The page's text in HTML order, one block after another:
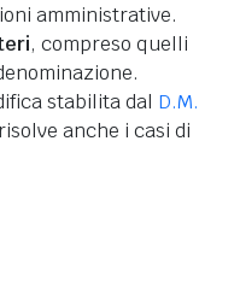
amministrative.
, compreso quelli
stabilita dal D.M.
anche i casi di